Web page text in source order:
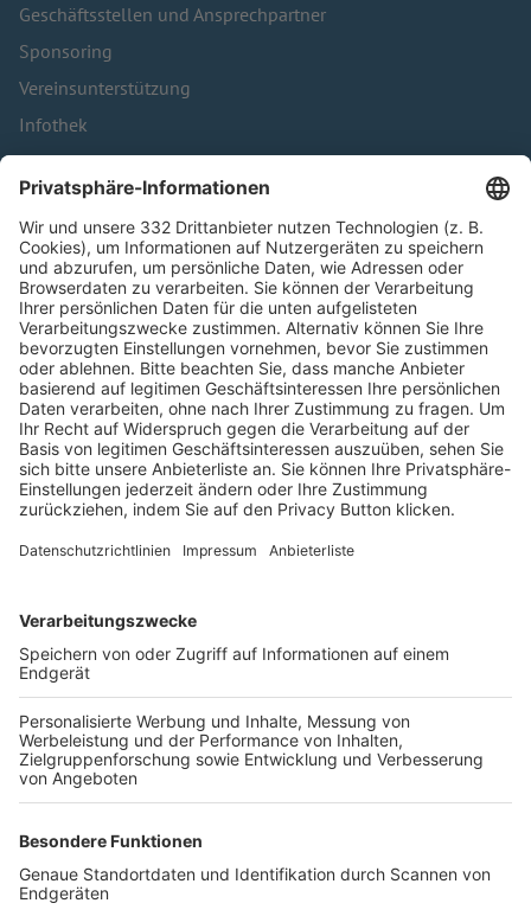
Geschäftsstellen und Ansprechpartner
Sponsoring
Vereinsunterstützung
Infothek
Kontakt
HÄUFIG BESUCHTE SEITEN
Pässe und Vereinswechsel
Trainerausbildung
Schulungsangebot Vereinsmitarbeiter
BFV-Geschäftsstellen
Trainerbörse
Login SpielPlus
FOLGE DEM BFV
TOP-VEREINE
TOP-PARTNER